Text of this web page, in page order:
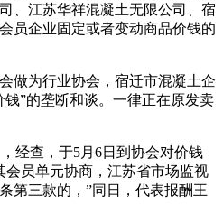
、江苏华祥混凝土无限公司、宿
员企业固定或者变动商品价钱的
做为行业协会，宿迁市混凝土企
”的垄断和谈。一律正在原发卖
经查，于5月6日到协会对价钱
会员单元协商，江苏省市场监视
第三款的，”同日，代表报酬王